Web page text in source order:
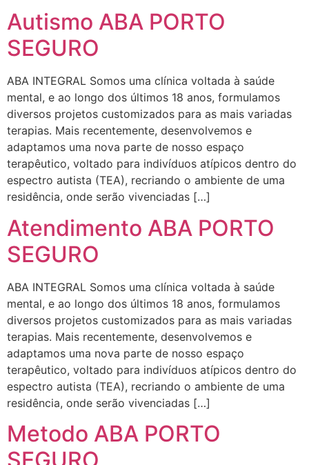
Autismo ABA PORTO
SEGURO
ABA INTEGRAL Somos uma clínica voltada à saúde
mental, e ao longo dos últimos 18 anos, formulamos
diversos projetos customizados para as mais variadas
terapias. Mais recentemente, desenvolvemos e
adaptamos uma nova parte de nosso espaço
terapêutico, voltado para indivíduos atípicos dentro do
espectro autista (TEA), recriando o ambiente de uma
residência, onde serão vivenciadas […]
Atendimento ABA PORTO
SEGURO
ABA INTEGRAL Somos uma clínica voltada à saúde
mental, e ao longo dos últimos 18 anos, formulamos
diversos projetos customizados para as mais variadas
terapias. Mais recentemente, desenvolvemos e
adaptamos uma nova parte de nosso espaço
terapêutico, voltado para indivíduos atípicos dentro do
espectro autista (TEA), recriando o ambiente de uma
residência, onde serão vivenciadas […]
Metodo ABA PORTO